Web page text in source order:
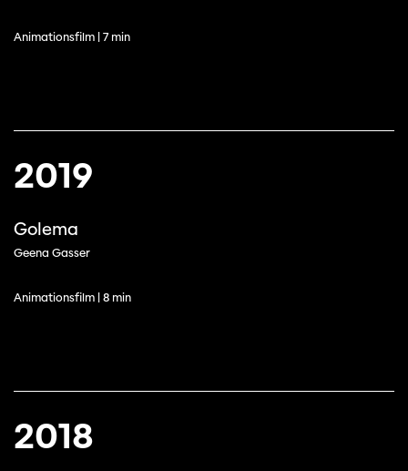
Animationsfilm | 7 min
2019
Golema
Geena Gasser
Animationsfilm | 8 min
2018